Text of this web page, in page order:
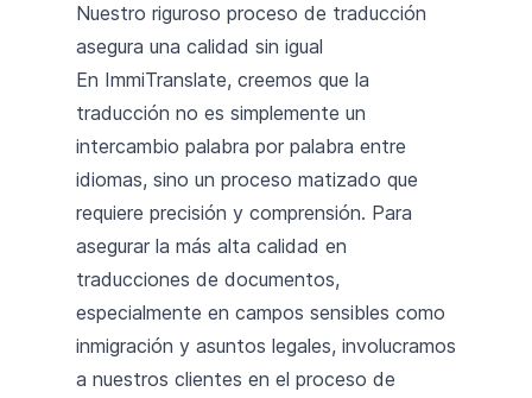
Nuestro riguroso proceso de traducción
asegura una calidad sin igual
En ImmiTranslate, creemos que la
traducción no es simplemente un
intercambio palabra por palabra entre
idiomas, sino un proceso matizado que
requiere precisión y comprensión. Para
asegurar la más alta calidad en
traducciones de documentos,
especialmente en campos sensibles como
inmigración y asuntos legales, involucramos
a nuestros clientes en el proceso de